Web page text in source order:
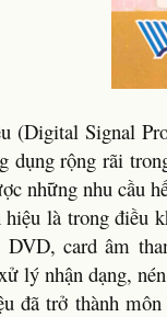
(Digital Signal
dụng rộng rãi
những nhu cầu
là trong điều
card âm
lý nhận dạng,
đã trở thành